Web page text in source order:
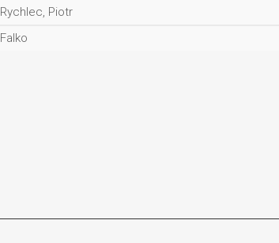
Rychlec, Piotr
Falko